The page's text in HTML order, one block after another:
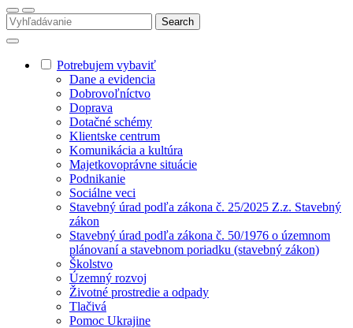
Potrebujem vybaviť
Dane a evidencia
Dobrovoľníctvo
Doprava
Dotačné schémy
Klientske centrum
Komunikácia a kultúra
Majetkovoprávne situácie
Podnikanie
Sociálne veci
Stavebný úrad podľa zákona č. 25/2025 Z.z. Stavebný
zákon
Stavebný úrad podľa zákona č. 50/1976 o územnom
plánovaní a stavebnom poriadku (stavebný zákon)
Školstvo
Územný rozvoj
Životné prostredie a odpady
Tlačivá
Pomoc Ukrajine